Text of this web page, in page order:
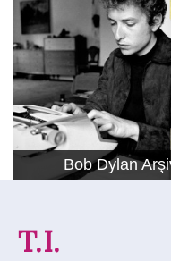
Bob Dylan
T.I.